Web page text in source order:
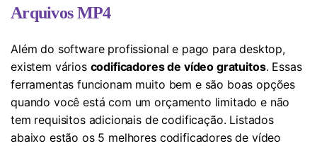
Arquivos MP4
Além do software profissional e pago para desktop,
existem vários codificadores de vídeo gratuitos. Essas
ferramentas funcionam muito bem e são boas opções
quando você está com um orçamento limitado e não
tem requisitos adicionais de codificação. Listados
abaixo estão os 5 melhores codificadores de vídeo